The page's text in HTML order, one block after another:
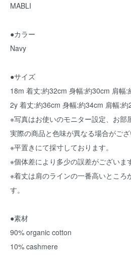
MABLI
●カラー
Navy
●サイズ
18m 着丈:約32cm 身幅:約30cm 肩幅
2y 着丈:約36cm 身幅:約34cm 肩幅:
※写真はお使いのモニター設定、お部
実際の商品と色味が異なる場合がござ
※平置きにて採寸しております。
※個体差により多少の誤差がございま
※着丈は肩のラインの一番高いところ
す。
●素材
90% organic cotton
10% cashmere